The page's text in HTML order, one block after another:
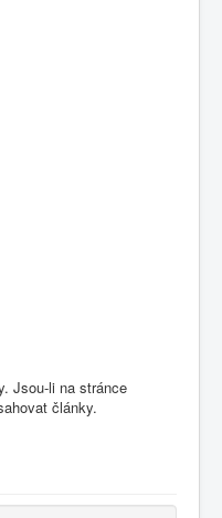
Jsou-li na stránce
články.